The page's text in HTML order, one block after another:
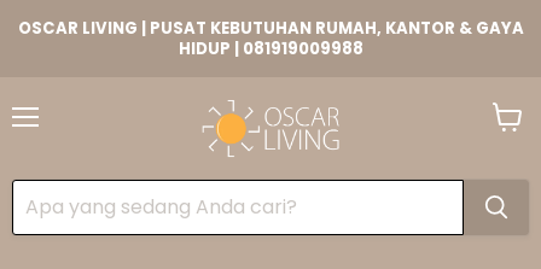
OSCAR LIVING | PUSAT KEBUTUHAN RUMAH, KANTOR & GAYA
HIDUP | 081919009988